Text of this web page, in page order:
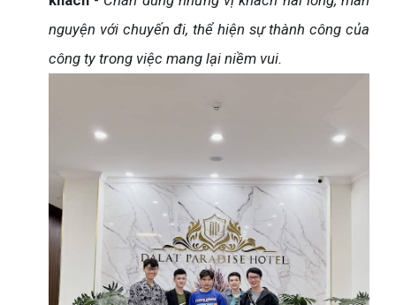
nguyện với chuyến đi, thể hiện sự thành công của
công ty trong việc mang lại niềm vui.